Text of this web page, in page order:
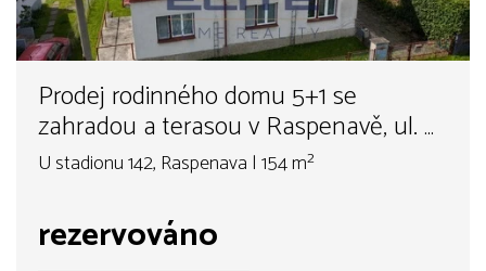
Prodej rodinného domu 5+1 se
zahradou a terasou v Raspenavě, ul. U
stadionu
U stadionu 142, Raspenava | 154 m²
rezervováno